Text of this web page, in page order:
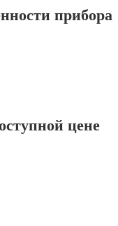
прибора
цене